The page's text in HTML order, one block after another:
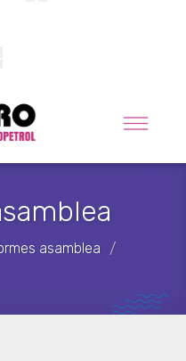
asamblea
/